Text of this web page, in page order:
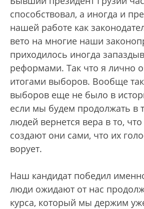
способствовал, а иногда и
нашей работе как
вето на многие наши
приходилось иногда
реформами. Так что я лично
итогами выборов. Вообще
выборов еще не было в
если мы будем продолжать в
людей вернется вера в то,
создают они сами, что их
ворует.
Наш кандидат победил
люди ожидают от нас
курса, который мы держим